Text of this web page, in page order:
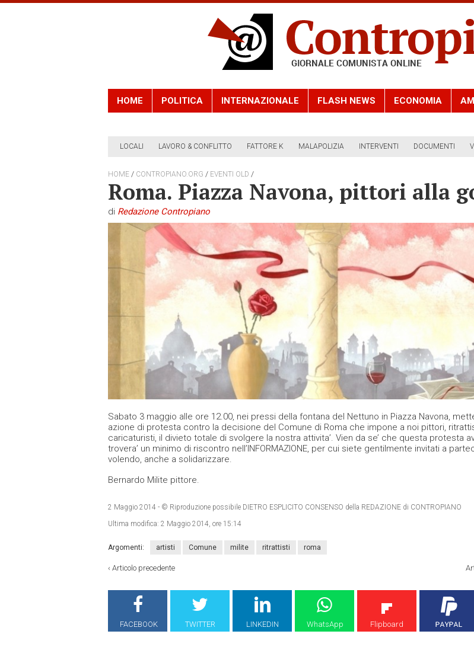
HOME POLITICA INTERNAZIONALE FLASH NEWS ECONOMIA
LOCALI LAVORO & CONFLITTO FATTORE K MALAPOLIZIA INTERVENTI DOCUMENTI
HOME / CONTROPIANO.ORG / EVENTI OLD /
Roma. Piazza Navona, pittori alla
di Redazione Contropiano
Sabato 3 maggio alle ore 12.00, nei pressi della fontana del Nettuno in Piazza Navona,
azione di protesta contro la decisione del Comune di Roma che impone a noi pittori,
caricaturisti, il divieto totale di svolgere la nostra attivita’. Vien da se’ che questa protesta
trovera’ un minimo di riscontro nell’INFORMAZIONE, per cui siete gentilmente invitati a
volendo, anche a solidarizzare.
Bernardo Milite pittore.
2 Maggio 2014 - © Riproduzione possibile DIETRO ESPLICITO CONSENSO della REDAZIONE di CONTROPIANO
Ultima modifica: 2 Maggio 2014, ore 15:14
Argomenti: artisti Comune milite ritrattisti roma
‹ Articolo precedente
FACEBOOK TWITTER LINKEDIN WhatsApp Flipboard